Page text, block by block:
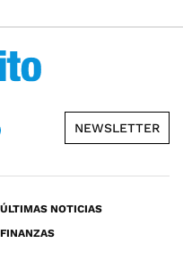
NEWSLETTER
ÚLTIMAS NOTICIAS
FINANZAS